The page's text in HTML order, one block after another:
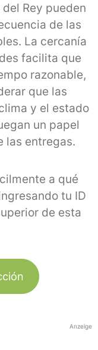
Rey pueden
de las
La cercanía
facilita que
razonable,
que las
y el estado
un papel
las entregas.
a qué
tu ID
de esta
Anzeige